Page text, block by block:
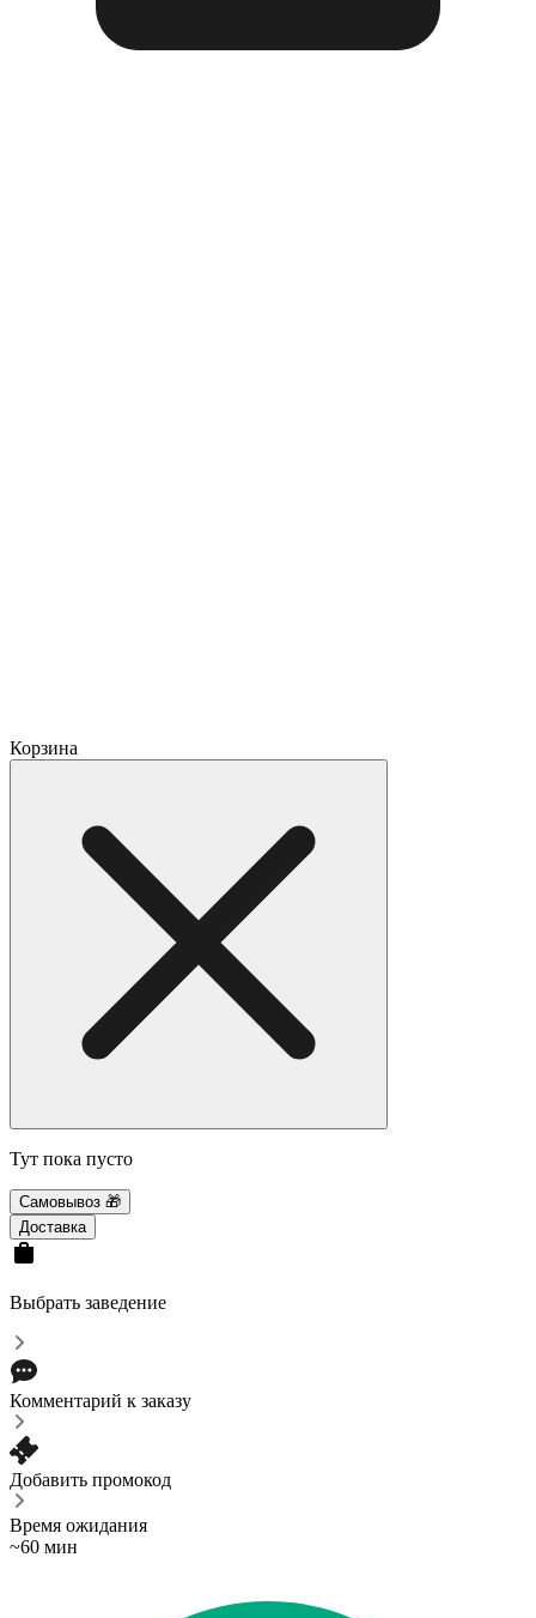
Корзина
Тут пока пусто
Самовывоз 🎁
Доставка
Выбрать заведение
Комментарий к заказу
Добавить промокод
Время ожидания
~60 мин